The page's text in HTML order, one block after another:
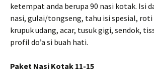
ketempat anda berupa 90 nasi kotak. Isi
nasi, gulai/tongseng, tahu isi spesial, roti
krupuk udang, acar, tusuk gigi, sendok,
profil do’a si buah hati.
Paket Nasi Kotak 11-15